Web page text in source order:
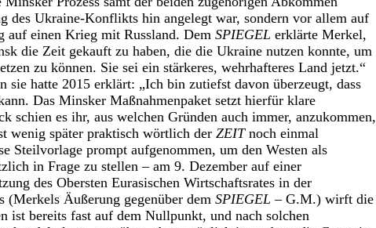
des Ukraine-Konflikts hin angelegt war, sondern vor allem auf
auf einen Krieg mit Russland. Dem SPIEGEL erklärte Merkel,
die Zeit gekauft zu haben, die die Ukraine nutzen konnte, um
zu können. Sie sei ein stärkeres, wehrhafteres Land jetzt.“
hatte 2015 erklärt: „Ich bin zutiefst davon überzeugt, dass
Das Minsker Maßnahmenpaket setzt hierfür klare
schien es ihr, aus welchen Gründen auch immer, anzukommen,
wenig später praktisch wörtlich der ZEITnoch einmal
Steilvorlage prompt aufgenommen, um den Westen als
in Frage zu stellen – am 9. Dezember auf einer
des Obersten Eurasischen Wirtschaftsrates in der
(Merkels Äußerung gegenüber dem SPIEGEL – G.M.) wirft die
ist bereits fast auf dem Nullpunkt, und nach solchen